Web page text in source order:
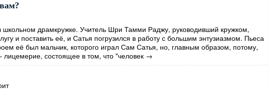
драмкружке. Учитель Шри Тамми Раджу, руководивший кружком,
и поставить её, и Сатья погрузился в работу с большим энтузиазмом. Пьеса
её был мальчик, которого играл Сам Сатья, но, главным образом, потому,
лицемерие, состоящее в том, что "человек →